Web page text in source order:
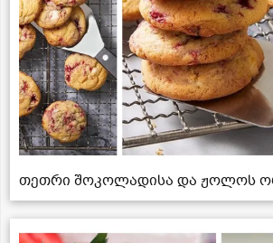
თეთრი შოკოლადისა და ჟოლოს